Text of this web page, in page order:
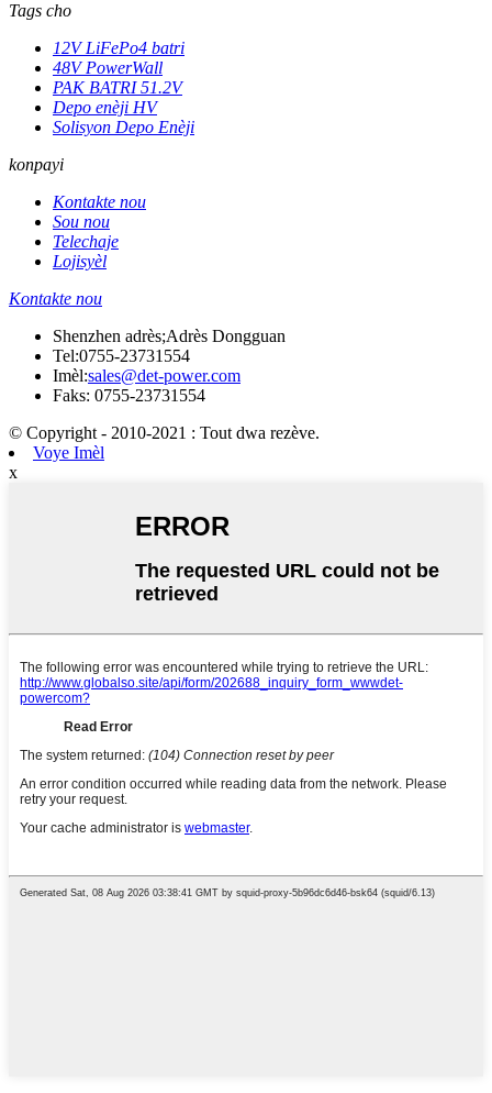
Tags cho
12V LiFePo4 batri
48V PowerWall
PAK BATRI 51.2V
Depo enèji HV
Solisyon Depo Enèji
konpayi
Kontakte nou
Sou nou
Telechaje
Lojisyèl
Kontakte nou
Shenzhen adrès;Adrès Dongguan
Tel:0755-23731554
Imèl:sales@det-power.com
Faks: 0755-23731554
© Copyright - 2010-2021 : Tout dwa rezève.
Voye Imèl
x